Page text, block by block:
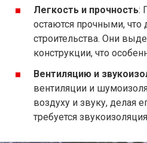
Легкость и прочность:
остаются прочными, что
строительства. Они
конструкции, что
Вентиляцию и
вентиляции и
воздуху и звуку,
требуется